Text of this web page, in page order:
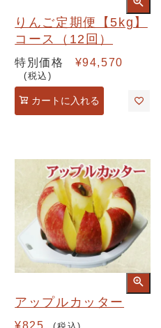
りんご定期便【5kg】
コース（12回）
特別価格 ¥94,570
税込
カートに入れる
アップルカッター